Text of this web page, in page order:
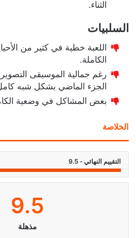
الثناء.
السلبيات
اللعبة خطية في كثير من
الكاملة.
رغم جمالية الموسيقى
الجزء الماضي بشكل شبه
بعض المشاكل في وضعية
الخلاصة
التقييم النهائي - 9.5
9.5
مذهلة